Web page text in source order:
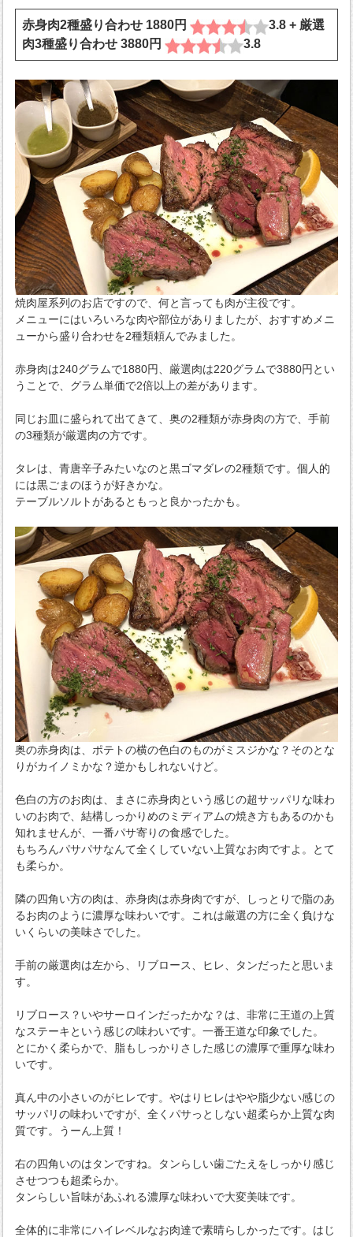
赤身肉2種盛り合わせ 1880円
3.8 + 厳選
肉3種盛り合わせ 3880円
3.8
焼肉屋系列のお店ですので、何と言っても肉が主役です。
メニューにはいろいろな肉や部位がありましたが、おすすめメニ
ューから盛り合わせを2種類頼んでみました。
赤身肉は240グラムで1880円、厳選肉は220グラムで3880円とい
うことで、グラム単価で2倍以上の差があります。
同じお皿に盛られて出てきて、奥の2種類が赤身肉の方で、手前
の3種類が厳選肉の方です。
タレは、青唐辛子みたいなのと黒ゴマダレの2種類です。個人的
には黒ごまのほうが好きかな。
テーブルソルトがあるともっと良かったかも。
奥の赤身肉は、ポテトの横の色白のものがミスジかな？そのとな
りがカイノミかな？逆かもしれないけど。
色白の方のお肉は、まさに赤身肉という感じの超サッパリな味わ
いのお肉で、結構しっかりめのミディアムの焼き方もあるのかも
知れませんが、一番パサ寄りの食感でした。
もちろんパサパサなんて全くしていない上質なお肉ですよ。とて
も柔らか。
隣の四角い方の肉は、赤身肉は赤身肉ですが、しっとりで脂のあ
るお肉のように濃厚な味わいです。これは厳選の方に全く負けな
いくらいの美味さでした。
手前の厳選肉は左から、リブロース、ヒレ、タンだったと思いま
す。
リブロース？いやサーロインだったかな？は、非常に王道の上質
なステーキという感じの味わいです。一番王道な印象でした。
とにかく柔らかで、脂もしっかりさした感じの濃厚で重厚な味わ
いです。
真ん中の小さいのがヒレです。やはりヒレはやや脂少ない感じの
サッパリの味わいですが、全くパサっとしない超柔らか上質な肉
質です。うーん上質！
右の四角いのはタンですね。タンらしい歯ごたえをしっかり感じ
させつつも超柔らか。
タンらしい旨味があふれる濃厚な味わいで大変美味です。
全体的に非常にハイレベルなお肉達で素晴らしかったです。はじ